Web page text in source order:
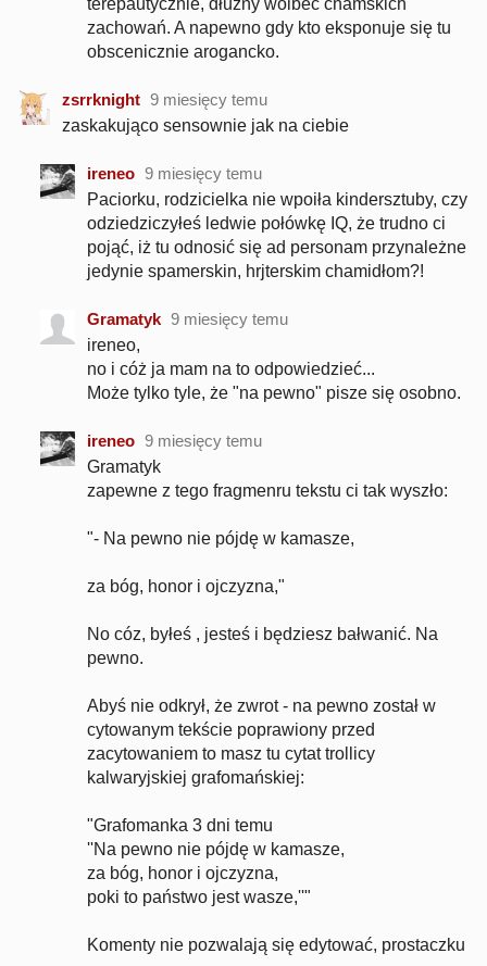
terepautycznie, dłużny woibec chamskich
zachowań. A napewno gdy kto eksponuje się tu
obscenicznie arogancko.
zsrrknight 9 miesięcy temu
zaskakująco sensownie jak na ciebie
ireneo 9 miesięcy temu
Paciorku, rodzicielka nie wpoiła kindersztuby, czy
odziedziczyłeś ledwie połówkę IQ, że trudno ci
pojąć, iż tu odnosić się ad personam przynależne
jedynie spamerskin, hrjterskim chamidłom?!
Gramatyk 9 miesięcy temu
ireneo,
no i cóż ja mam na to odpowiedzieć...
Może tylko tyle, że "na pewno" pisze się osobno.
ireneo 9 miesięcy temu
Gramatyk
zapewne z tego fragmenru tekstu ci tak wyszło:
"- Na pewno nie pójdę w kamasze,
za bóg, honor i ojczyzna,"
No cóz, byłeś , jesteś i będziesz bałwanić. Na
pewno.
Abyś nie odkrył, że zwrot - na pewno został w
cytowanym tekście poprawiony przed
zacytowaniem to masz tu cytat trollicy
kalwaryjskiej grafomańskiej:
"Grafomanka 3 dni temu
''Na pewno nie pójdę w kamasze,
za bóg, honor i ojczyzna,
poki to państwo jest wasze,''"
Komenty nie pozwalają się edytować, prostaczku